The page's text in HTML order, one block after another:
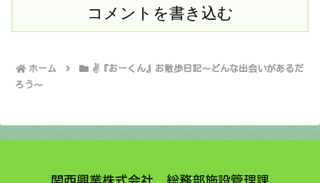
コメントを書き込む
ホーム
✌️『おーくん』お散歩日記〜どんな出会いがあるだ
ろう〜
関西興業株式会社 総務部施設管理課